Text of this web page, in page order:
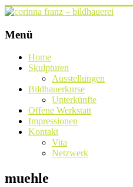
Zum
springen
corinna
bildhauerei
lichtgestalten
Menü
Home
Skulpturen
Ausstellungen
Bildhauerkurse
Unterkünfte
Offene Werkstatt
Impressionen
Kontakt
Vita
Netzwerk
muehle